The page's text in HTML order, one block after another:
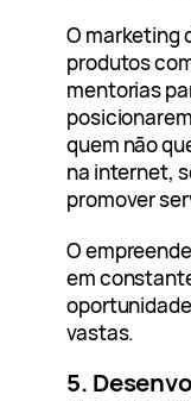
O marketing
produtos
mentorias
quem não
na internet,
promover
O
em
vastas.
5.